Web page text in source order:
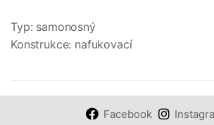
Typ: samonosný
Konstrukce: nafukovací
Facebook